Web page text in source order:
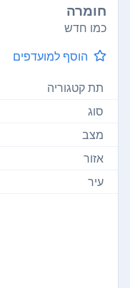
חומרה
כמו חדש
הוסף למועדפים
תת קטגוריה
סוג
מצב
אזור
עיר